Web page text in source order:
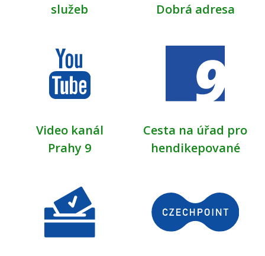
služeb
Dobrá adresa
Video kanál
Prahy 9
Cesta na úřad pro
hendikepované